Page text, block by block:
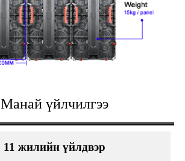
Манай үйлчилгээ
11 жилийн үйлдвэр